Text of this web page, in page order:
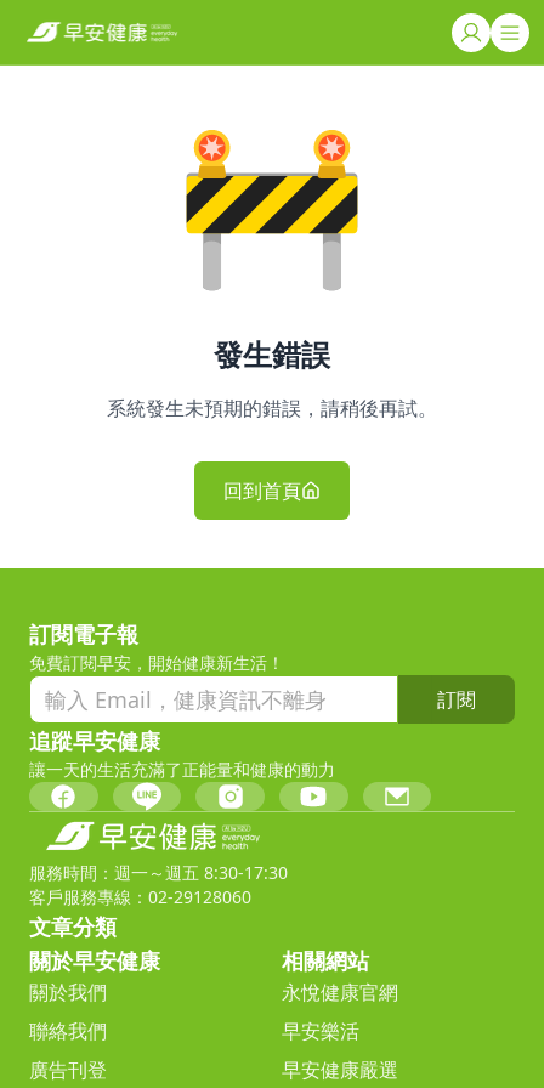
發生錯誤
系統發生未預期的錯誤，請稍後再試。
回到首頁
訂閱電子報
免費訂閱早安，開始健康新生活！
訂閱
追蹤早安健康
讓一天的生活充滿了正能量和健康的動力
服務時間：週一～週五 8:30-17:30
客戶服務專線：02-29128060
文章分類
關於早安健康
關於我們
聯絡我們
廣告刊登
相關網站
永悅健康官網
早安樂活
早安健康嚴選